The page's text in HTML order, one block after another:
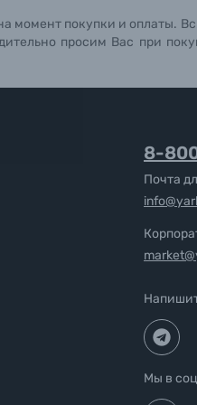
момент покупки и оплаты.
просим Вас при
8-
Почта
Мы в